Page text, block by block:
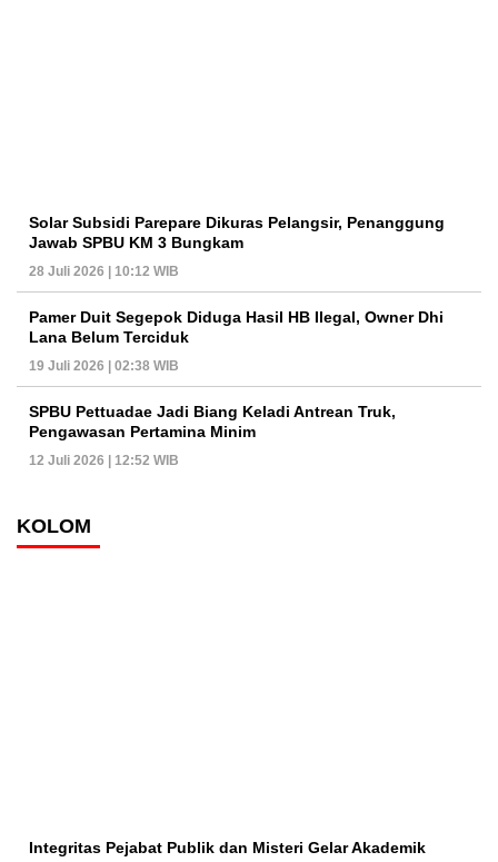
Solar Subsidi Parepare Dikuras Pelangsir, Penanggung
Jawab SPBU KM 3 Bungkam
28 Juli 2026 | 10:12 WIB
Pamer Duit Segepok Diduga Hasil HB Ilegal, Owner Dhi
Lana Belum Terciduk
19 Juli 2026 | 02:38 WIB
SPBU Pettuadae Jadi Biang Keladi Antrean Truk,
Pengawasan Pertamina Minim
12 Juli 2026 | 12:52 WIB
KOLOM
Integritas Pejabat Publik dan Misteri Gelar Akademik